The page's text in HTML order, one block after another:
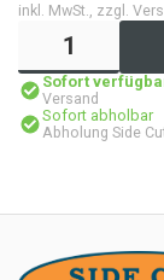
inkl. MwSt., zzgl.
Sofort
Versand
Sofort abholbar
Abholung Side